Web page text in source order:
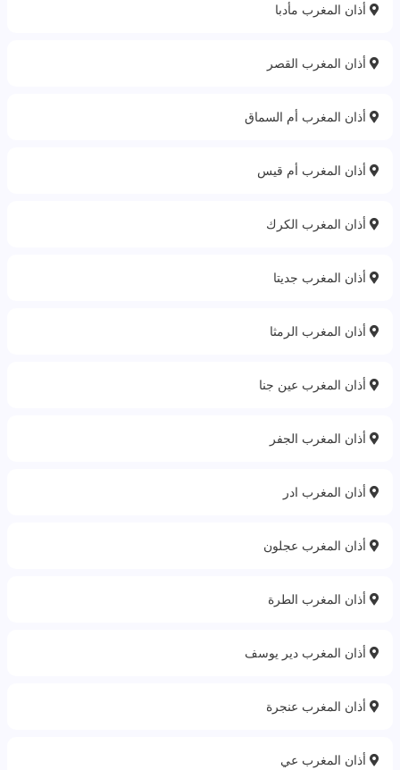
أذان المغرب مأدبا
أذان المغرب القصر
أذان المغرب أم السماق
أذان المغرب أم قيس
أذان المغرب الكرك
أذان المغرب جديتا
أذان المغرب الرمثا
أذان المغرب عين جنا
أذان المغرب الجفر
أذان المغرب ادر
أذان المغرب عجلون
أذان المغرب الطرة
أذان المغرب دير يوسف
أذان المغرب عنجرة
أذان المغرب عي